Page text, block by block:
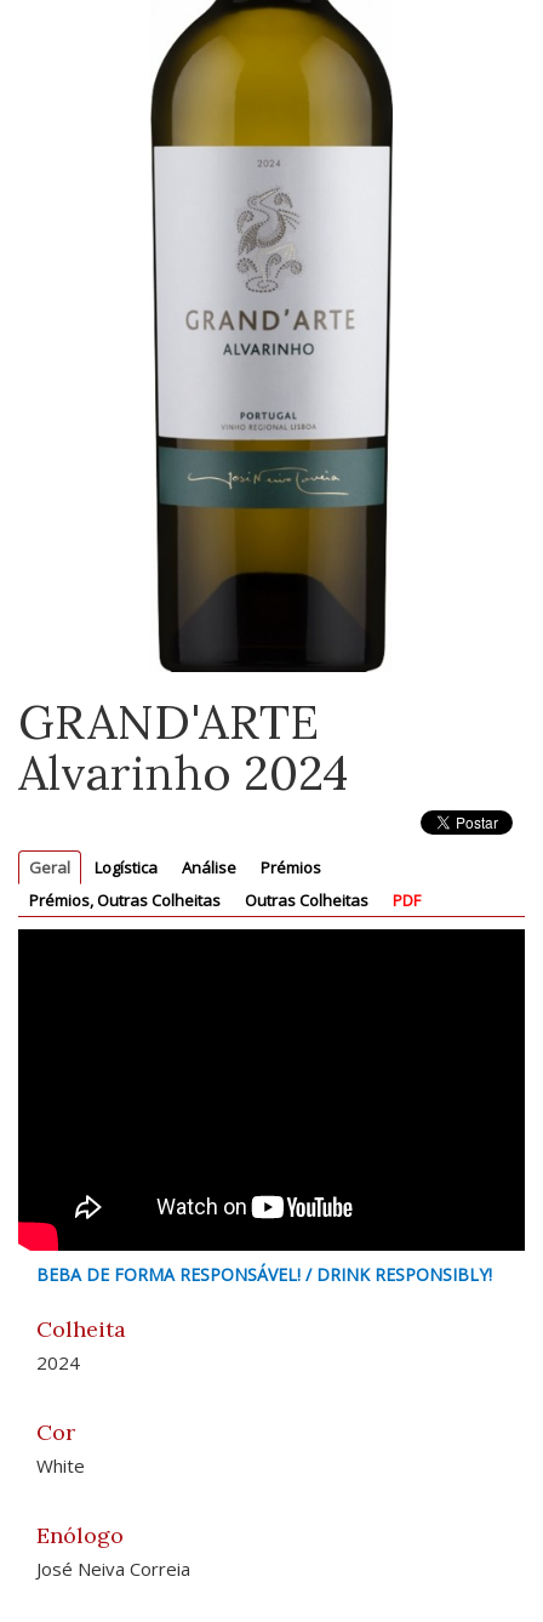
GRAND'ARTE
Alvarinho 2024
Geral Logística Análise
Prémios
Prémios, Outras Colheitas
Outras Colheitas PDF
BEBA DE FORMA RESPONSÁVEL! / DRINK RESPONSIBLY!
Colheita
2024
Cor
White
Enólogo
José Neiva Correia